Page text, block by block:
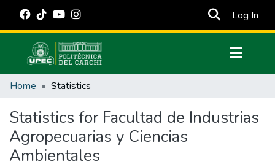
Log In
Communities & Collections
Estadísticas Externas
Manuales
Home Statistics
Statistics for Facultad de Industrias
Agropecuarias y Ciencias
Ambientales